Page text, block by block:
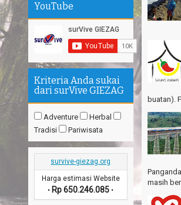
YouTube
Kriteria Anda sukai
dari surVive GIEZAG
Adventure
Herbal
Tradisi
Pariwisata
survive-giezag.org
Harga estimasi Website
• Rp 650.246.085 •
Amazing
Hiromi -
buatan).
masih